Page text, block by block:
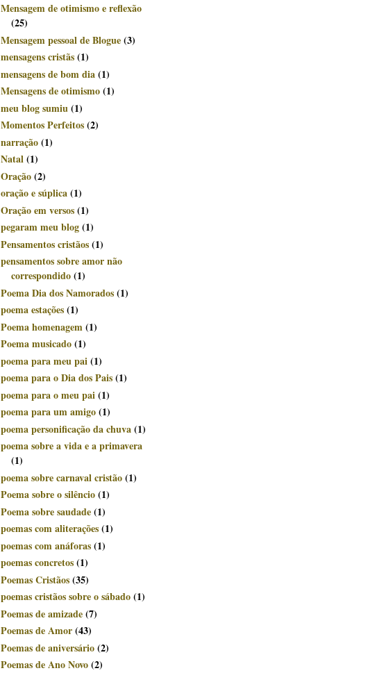
Mensagem de otimismo e reflexão
(25)
Mensagem pessoal de Blogue(3)
mensagens cristãs(1)
mensagens de bom dia(1)
Mensagens de otimismo(1)
meu blog sumiu(1)
Momentos Perfeitos(2)
narração(1)
Natal(1)
Oração(2)
oração e súplica(1)
Oração em versos(1)
pegaram meu blog(1)
Pensamentos cristãos(1)
pensamentos sobre amor não
correspondido(1)
Poema Dia dos Namorados(1)
poema estações(1)
Poema homenagem(1)
Poema musicado(1)
poema para meu pai(1)
poema para o Dia dos Pais(1)
poema para o meu pai(1)
poema para um amigo(1)
poema personificação da chuva(1)
poema sobre a vida e a primavera
(1)
poema sobre carnaval cristão(1)
Poema sobre o silêncio(1)
Poema sobre saudade(1)
poemas com aliterações(1)
poemas com anáforas(1)
poemas concretos(1)
Poemas Cristãos(35)
poemas cristãos sobre o sábado(1)
Poemas de amizade(7)
Poemas de Amor(43)
Poemas de aniversário(2)
Poemas de Ano Novo(2)